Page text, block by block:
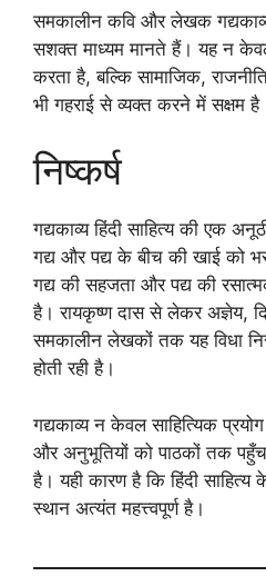
समकालीन कवि और लेखक
सशक्त माध्यम मानते हैं। यह न केवल
करता है, बल्कि सामाजिक,
भी गहराई से व्यक्त करने में सक्षम
निष्कर्ष
गद्यकाव्य हिंदी साहित्य की एक
गद्य और पद्य के बीच की खाई को
गद्य की सहजता और पद्य की
है। रायकृष्ण दास से लेकर अज्ञेय,
समकालीन लेखकों तक यह विधा
होती रही है।
गद्यकाव्य न केवल साहित्यिक
और अनुभूतियों को पाठकों तक
है। यही कारण है कि हिंदी साहित्य
स्थान अत्यंत महत्त्वपूर्ण है।